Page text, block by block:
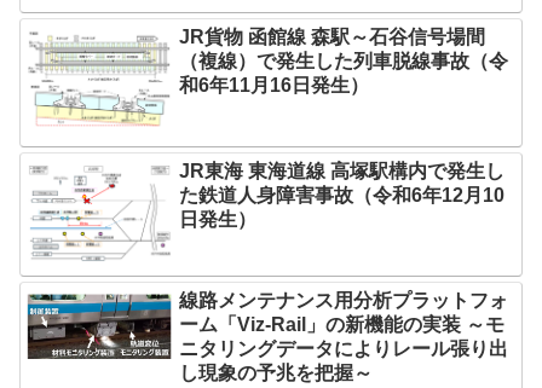
JR貨物 函館線 森駅～石谷信号場間
（複線）で発生した列車脱線事故（令
和6年11月16日発生）
JR東海 東海道線 高塚駅構内で発生し
た鉄道人身障害事故（令和6年12月10
日発生）
線路メンテナンス用分析プラットフォ
ーム「Viz-Rail」の新機能の実装 ～モ
ニタリングデータによりレール張り出
し現象の予兆を把握～